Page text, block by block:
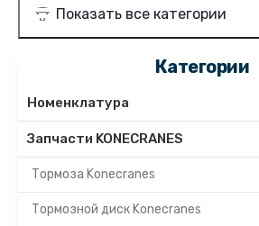
Категории
Номенклатура
Запчасти KONECRANES
Тормоза Konecranes
Тормозной диск Konecranes